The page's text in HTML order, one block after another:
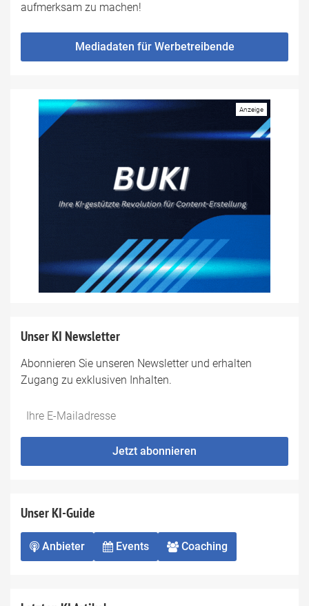
aufmerksam zu machen!
Mediadaten für Werbetreibende
Unser KI Newsletter
Abonnieren Sie unseren Newsletter und erhalten
Zugang zu exklusiven Inhalten.
Do
*Ihre
Jetzt abonnieren
Unser KI-Guide
Anbieter Events Coaching